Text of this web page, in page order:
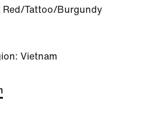
Red/Tattoo/Burgundy
Vietnam